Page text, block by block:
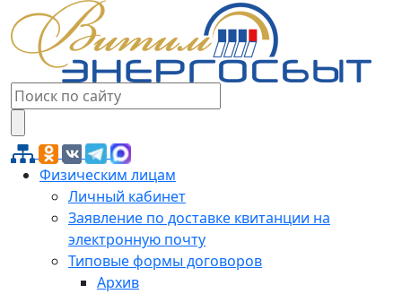
Физическим лицам
Личный кабинет
Заявление по доставке квитанции на
электронную почту
Типовые формы договоров
Архив